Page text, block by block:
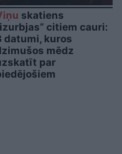
skatiens
citiem cauri:
datumi, kuros
mēdz
par